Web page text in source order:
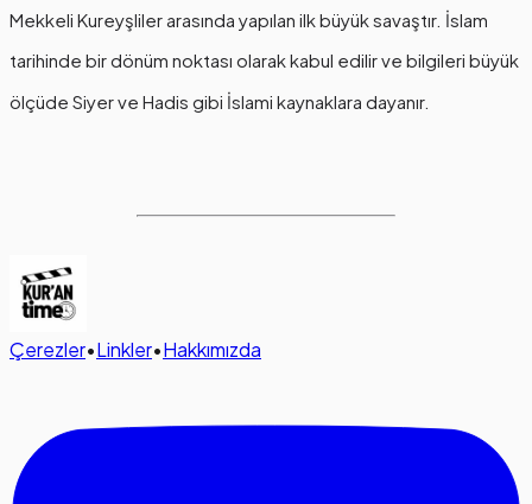
Mekkeli Kureyşliler arasında yapılan ilk büyük savaştır. İslam
tarihinde bir dönüm noktası olarak kabul edilir ve bilgileri büyük
ölçüde Siyer ve Hadis gibi İslami kaynaklara dayanır.
Çerezler•Linkler•Hakkımızda